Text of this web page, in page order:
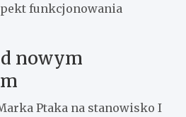
funkcjonowania
nowym
Ptaka na stanowisko I